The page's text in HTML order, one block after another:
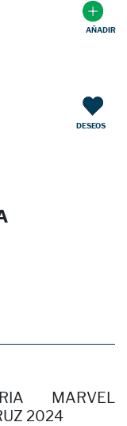
AÑADIR
DESEOS
MARVEL
2024